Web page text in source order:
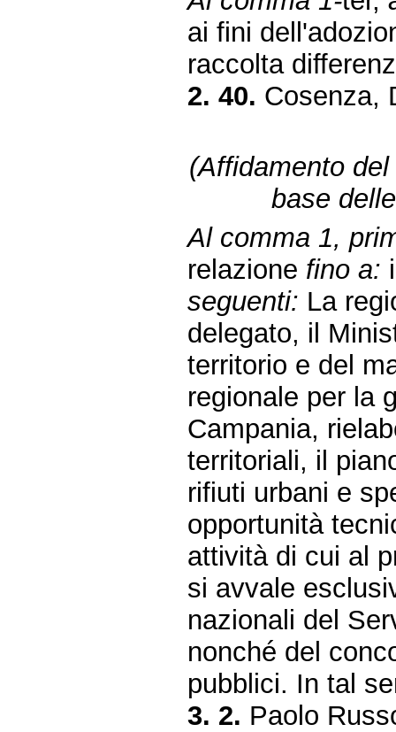
ai fini
raccolta
2. 40. Cosenza,
(Affidamento
base
Al comma 1,
relazione fino a:
seguenti: La
delegato, il
territorio e del
regionale per la
Campania,
territoriali, il
rifiuti urbani e
opportunità
attività di cui al
si avvale
nazionali del
nonché del
pubblici. In tal
3. 2. Paolo